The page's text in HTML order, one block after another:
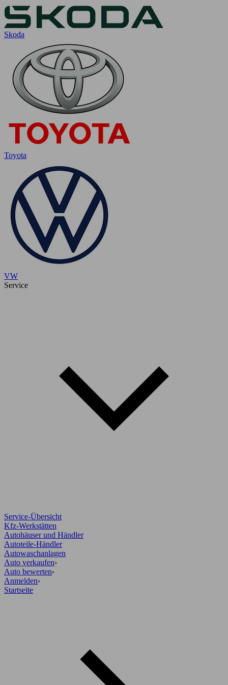
Skoda
Toyota
VW
Service
Service-Übersicht
Kfz-Werkstätten
Autohäuser und Händler
Autoteile-Händler
Autowaschanlagen
Auto verkaufen›
Auto bewerten›
Anmelden›
Startseite